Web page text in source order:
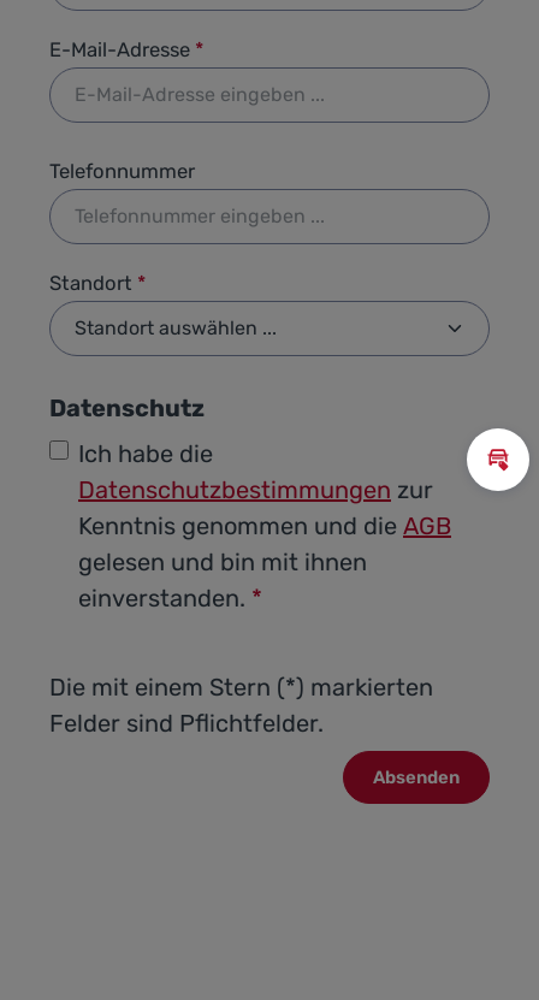
E-Mail-Adresse *
Telefonnummer
Standort *
Datenschutz
Ich habe die
Datenschutzbestimmungen zur
Kenntnis genommen und die AGB
gelesen und bin mit ihnen
einverstanden. *
Die mit einem Stern (*) markierten
Felder sind Pflichtfelder.
Absenden